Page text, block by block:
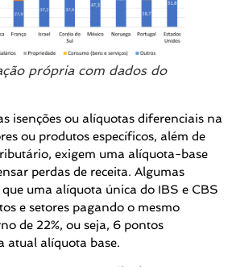
própria com dados do
isenções ou alíquotas diferenciais na
ou produtos específicos, além de
exigem uma alíquota-base
perdas de receita. Algumas
uma alíquota única do IBS e CBS
e setores pagando o mesmo
de 22%, ou seja, 6 pontos
atual alíquota base.